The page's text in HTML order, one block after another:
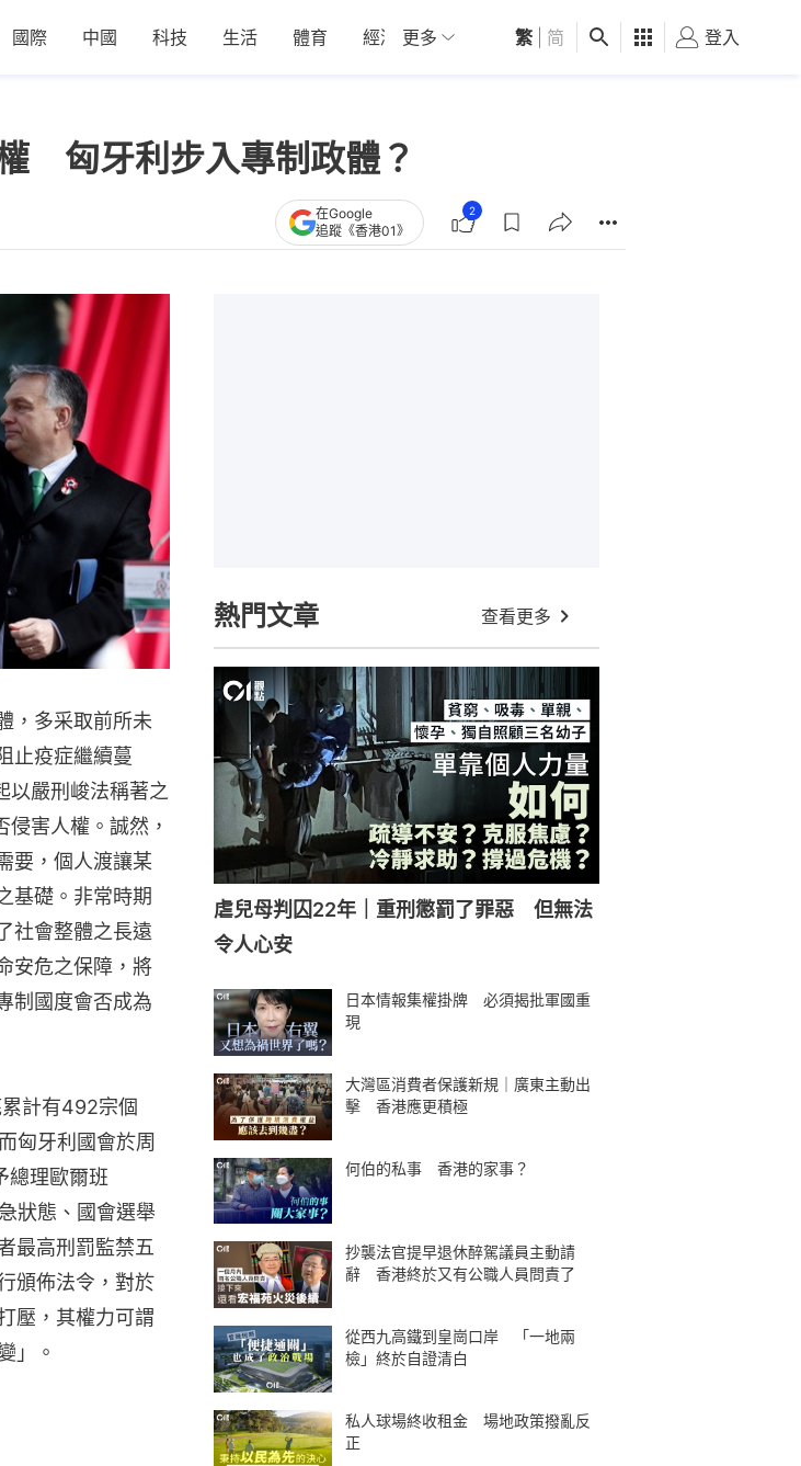
國際 中國 科技 生活 體育 經濟 01深圳 觀點 健康 好食玩飛
更多 繁 简 登入
匈牙利步入專制政體？
在Google
追蹤《香港01》
2
，多采取前所未
止疫症繼續蔓
以嚴刑峻法稱著之
害人權。誠然，
要，個人渡讓某
基礎。非常時期
社會整體之長遠
安危之保障，將
制國度會否成為
計有492宗個
匈牙利國會於周
總理歐爾班
狀態、國會選舉
最高刑罰監禁五
頒佈法令，對於
壓，其權力可謂
」。
熱門文章 查看更多
虐兒母判囚22年｜重刑懲罰了罪惡 但無法
令人心安
日本情報集權掛牌 必須揭批軍國重
現
大灣區消費者保護新規｜廣東主動出
擊 香港應更積極
何伯的私事 香港的家事？
抄襲法官提早退休醉駕議員主動請
辭 香港終於又有公職人員問責了
從西九高鐵到皇崗口岸 「一地兩
檢」終於自證清白
私人球場終收租金 場地政策撥亂反
正